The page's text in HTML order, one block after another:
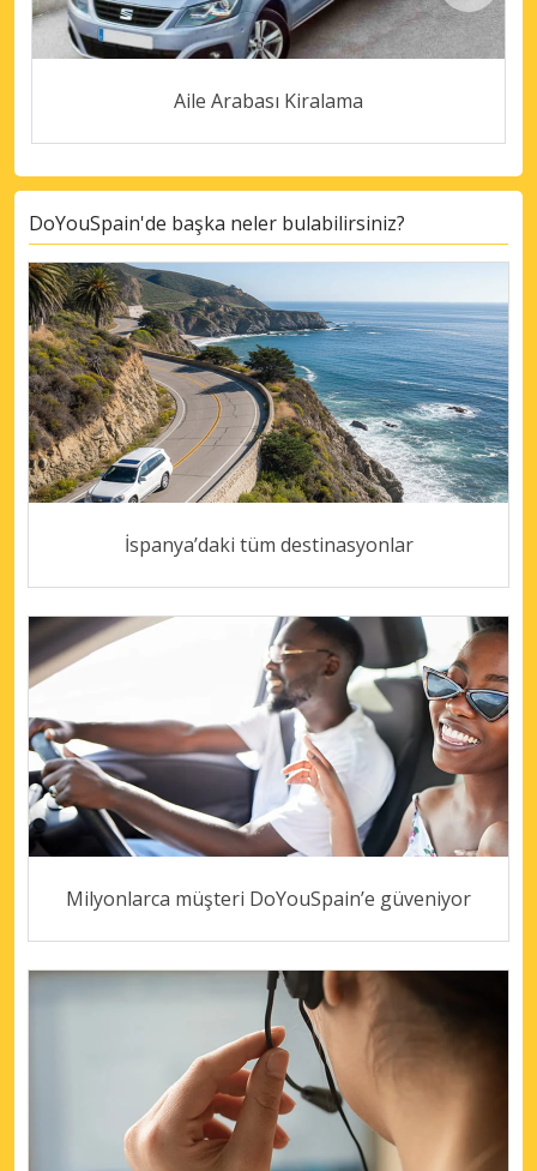
Aile Arabası Kiralama
DoYouSpain'de başka neler bulabilirsiniz?
İspanya’daki tüm destinasyonlar
Milyonlarca müşteri DoYouSpain’e güveniyor